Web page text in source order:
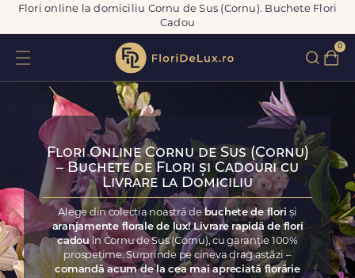
Flori online la domiciliu Cornu de Sus (Cornu). Buchete Flori
Cadou
0
Flori Online Cornu de Sus (Cornu)
– Buchete de Flori și Cadouri cu
Livrare la Domiciliu
Alege din colecția noastră de buchete de floriși
aranjamente florale de lux! Livrare rapidă de flori
cadouîn Cornu de Sus (Cornu), cu garanție 100%
prospețime. Surprinde pe cineva drag astăzi –
comandă acum de la cea mai apreciată florărie